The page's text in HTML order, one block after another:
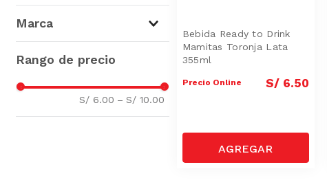
Marca
S/ 6.00 – S/ 10.00
Bebida Ready to Drink
Mamitas Toronja Lata
355ml
Precio Online S/ 6.50